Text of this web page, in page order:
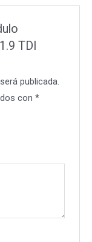
TDI
publicada.
con*